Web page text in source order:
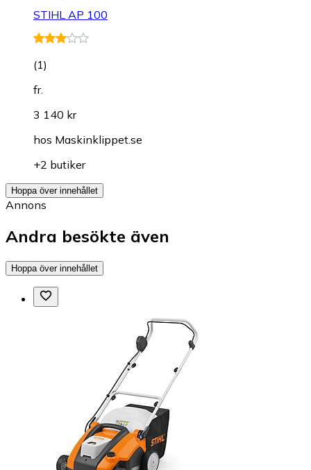
STIHL AP 100
(1)
fr.
3 140 kr
hos Maskinklippet.se
+2 butiker
Hoppa över innehållet
Annons
Andra besökte även
Hoppa över innehållet